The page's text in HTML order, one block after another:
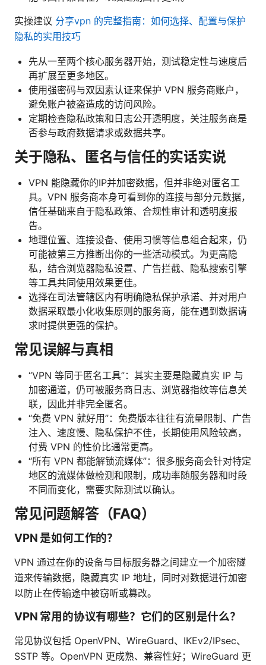
实操建议 分享vpn 的完整指南：如何选择、配置与保护
隐私的实用技巧
先从一至两个核心服务器开始，测试稳定性与速度后
再扩展至更多地区。
使用强密码与双因素认证来保护 VPN 服务商账户，
避免账户被盗造成的访问风险。
定期检查隐私政策和日志公开透明度，关注服务商是
否参与政府数据请求或数据共享。
关于隐私、匿名与信任的实话实说
VPN 能隐藏你的IP并加密数据，但并非绝对匿名工
具。VPN 服务商本身可看到你的连接与部分元数据，
信任基础来自于隐私政策、合规性审计和透明度报
告。
地理位置、连接设备、使用习惯等信息组合起来，仍
可能被第三方推断出你的一些活动模式。为更高隐
私，结合浏览器隐私设置、广告拦截、隐私搜索引擎
等工具共同使用效果更佳。
选择在司法管辖区内有明确隐私保护承诺、并对用户
数据采取最小化收集原则的服务商，能在遇到数据请
求时提供更强的保护。
常见误解与真相
“VPN 等同于匿名工具”：其实主要是隐藏真实 IP 与
加密通道，仍可被服务商日志、浏览器指纹等信息关
联，因此并非完全匿名。
“免费 VPN 就好用”：免费版本往往有流量限制、广告
注入、速度慢、隐私保护不佳，长期使用风险较高，
付费 VPN 的性价比通常更高。
“所有 VPN 都能解锁流媒体”：很多服务商会针对特定
地区的流媒体做检测和限制，成功率随服务器和时段
不同而变化，需要实际测试以确认。
常见问题解答（FAQ）
VPN 是如何工作的？
VPN 通过在你的设备与目标服务器之间建立一个加密隧
道来传输数据，隐藏真实 IP 地址，同时对数据进行加密
以防止在传输途中被窃听或篡改。
VPN 常用的协议有哪些？它们的区别是什么？
常见协议包括 OpenVPN、WireGuard、IKEv2/IPsec、
SSTP 等。OpenVPN 更成熟、兼容性好；WireGuard 更